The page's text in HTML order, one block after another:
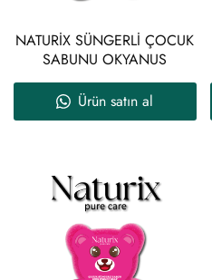
NATURİX SÜNGERLİ ÇOCUK
SABUNU OKYANUS
Ürün satın al